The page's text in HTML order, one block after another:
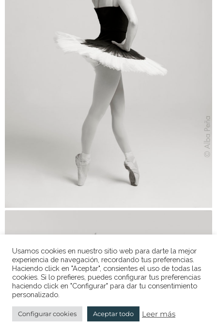
Usamos cookies en nuestro sitio web para darte la mejor
experiencia de navegación, recordando tus preferencias.
Haciendo click en "Aceptar", consientes el uso de todas las
cookies. Si lo prefieres, puedes configurar tus preferencias
haciendo click en "Configurar" para dar tu consentimiento
personalizado.
Configurar cookies Aceptar todo Leer más